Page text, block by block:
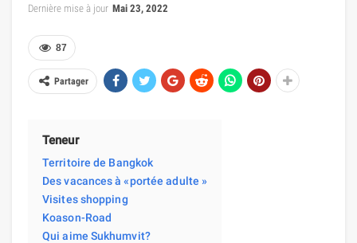
Dernière mise à jour Mai 23, 2022
87
Partager
Teneur
Territoire de Bangkok
Des vacances à «portée adulte »
Visites shopping
Koason-Road
Qui aime Sukhumvit?